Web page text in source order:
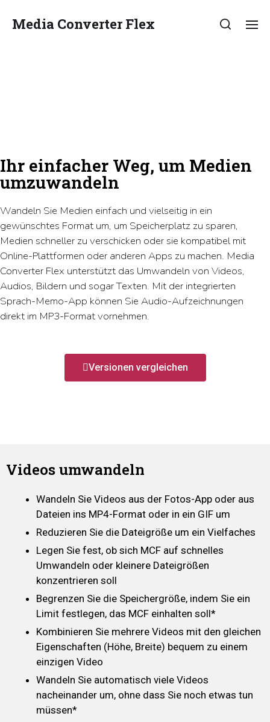
Media Converter Flex
Ihr einfacher Weg, um Medien
umzuwandeln
Wandeln Sie Medien einfach und vielseitig in ein
gewünschtes Format um, um Speicherplatz zu sparen,
Medien schneller zu verschicken oder sie kompatibel mit
Online-Plattformen oder anderen Apps zu machen. Media
Converter Flex unterstützt das Umwandeln von Videos,
Audios, Bildern und sogar Texten. Mit der integrierten
Sprach-Memo-App können Sie Audio-Aufzeichnungen
direkt im MP3-Format vornehmen.
Versionen vergleichen
Videos umwandeln
Wandeln Sie Videos aus der Fotos-App oder aus
Dateien ins MP4-Format oder in ein GIF um
Reduzieren Sie die Dateigröße um ein Vielfaches
Legen Sie fest, ob sich MCF auf schnelles
Umwandeln oder kleinere Dateigrößen
konzentrieren soll
Begrenzen Sie die Speichergröße, indem Sie ein
Limit festlegen, das MCF einhalten soll*
Kombinieren Sie mehrere Videos mit den gleichen
Eigenschaften (Höhe, Breite) bequem zu einem
einzigen Video
Wandeln Sie automatisch viele Videos
nacheinander um, ohne dass Sie noch etwas tun
müssen*